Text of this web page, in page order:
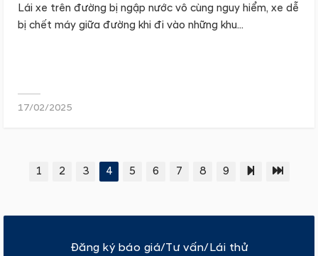
17/02/2025
Lái xe trên đường bị ngập nước vô cùng nguy hiểm, xe dễ
bị chết máy giữa đường khi đi vào những khu...
1 2 3 4 5 6 7 8 9
Đăng ký báo giá/Tư vấn/Lái thử